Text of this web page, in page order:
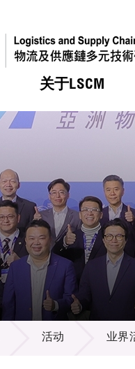
关于LSCM
活动 业界